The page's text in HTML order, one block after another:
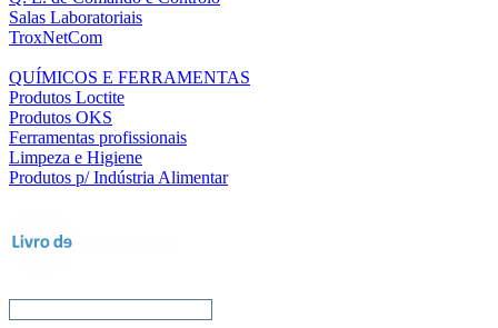
Salas Laboratoriais
TroxNetCom
QUÍMICOS E FERRAMENTAS
Produtos Loctite
Produtos OKS
Ferramentas profissionais
Limpeza e Higiene
Produtos p/ Indústria Alimentar